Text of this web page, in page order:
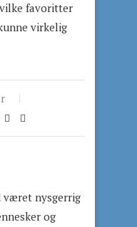
favoritter
virkelig
været nysgerrig
og